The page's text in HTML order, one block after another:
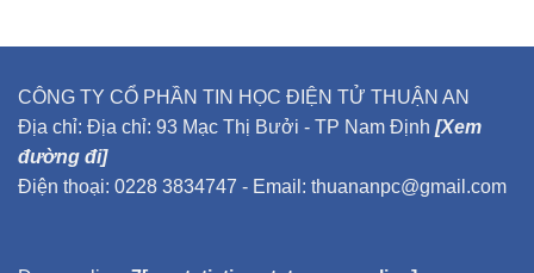
CÔNG TY CỔ PHẦN TIN HỌC ĐIỆN TỬ THUẬN AN
Địa chỉ: Địa chỉ: 93 Mạc Thị Bưởi - TP Nam Định [Xem
đường đi]
Điện thoại: 0228 3834747 - Email: thuananpc@gmail.com